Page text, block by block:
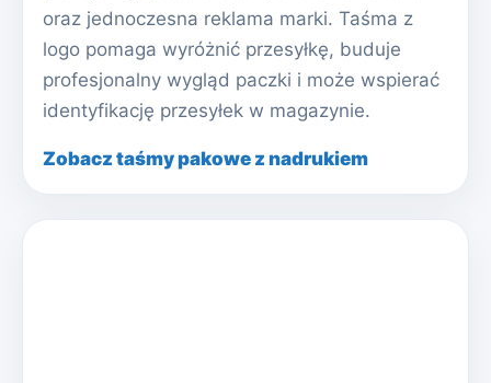
oraz jednoczesna reklama marki. Taśma z
logo pomaga wyróżnić przesyłkę, buduje
profesjonalny wygląd paczki i może wspierać
identyfikację przesyłek w magazynie.
Zobacz taśmy pakowe z nadrukiem